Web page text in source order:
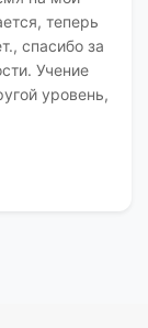
теперь
спасибо за
Учение
уровень,